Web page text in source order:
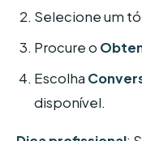
Selecione um
Procure o
Escolha
disponível.